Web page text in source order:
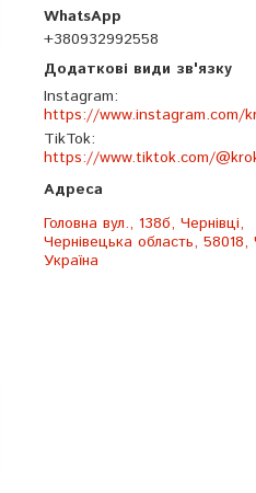
+380932992558
Instagram
https://www.instagram.com/
TikTok
https://www.tiktok.com/
Головна вул., 138б, Чернівці,
Чернівецька область, 58018,
Україна